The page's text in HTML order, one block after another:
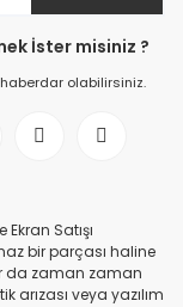
İster misiniz ?
olabilirsiniz.
Ekran Satışı
bir parçası haline
da zaman zaman
arızası veya yazılım